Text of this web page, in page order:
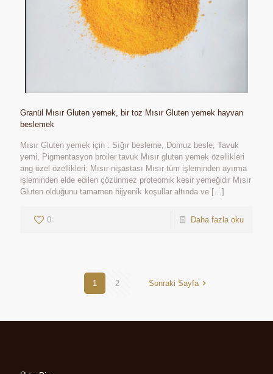
Granül Mısır Gluten yemek, bir toz Mısır Gluten yemek hayvan
beslemek
Mısır Gluten yemek için : Sığır besleme, Domuz besle, Tavuk
yemi, Pigmentasyon broiler tavuk Mısır gluten yemek özellikleri
ang özel özellikleri: Mısır nişastası Mısır tüm işleminden ayırma
işleminden elde edilen çözünmez proteomik kesir yemeğidir Mısır
Gluten olduğunu tamamen hijyenik koşullar altında ve […]
0 Daha fazla oku
1 2 Sonraki Sayfa